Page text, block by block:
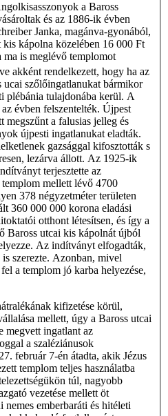
a Baross
és az 1886-ik évben
Janka, magánva-gyonából,
kápolna közelében 16 000 Ft
ma is meglévő templomot
akként rendelkezett, hogy ha az
szőlőingatlanukat bármikor
plébánia tulajdonába kerül. A
évben felszentelték. Újpest
megszűnt a falusias jelleg és
újpesti ingatlanukat eladták.
gazsággal kifosztották s
lezárva állott. Az 1925-ik
terjesztette az
mellett lévő 4700
378 négyzetméter területen
360 000 000 korona eladási
otthont létesítsen, és így a
Baross utcai kis kápolnát újból
Az indítványt elfogad­ták,
szerezte. Azonban, mivel
a templom jó karba helyezése,
kifizetése körül,
mellett, úgy a Baross utcai
megvett ingatlant az
a szaléziánusok
február 7-én átadta, akik Jézus
templom teljes használatba
túl, nagyobb
vezetése mellett öt
emberbaráti és hitéleti